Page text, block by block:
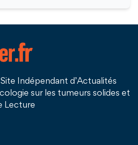
Indépendant d’Actualités
sur les tumeurs solides et
Lecture